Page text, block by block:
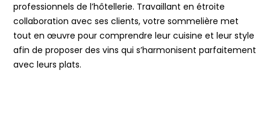
professionnels de l’hôtellerie. Travaillant en étroite
collaboration avec ses clients, votre sommelière met
tout en œuvre pour comprendre leur cuisine et leur style
afin de proposer des vins qui s’harmonisent parfaitement
avec leurs plats.